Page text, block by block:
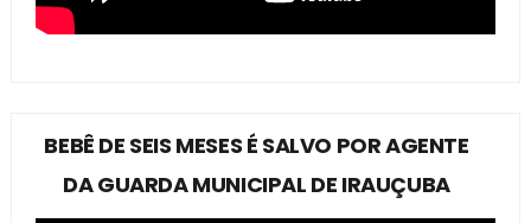
BEBÊ DE SEIS MESES É SALVO POR AGENTE
DA GUARDA MUNICIPAL DE IRAUÇUBA